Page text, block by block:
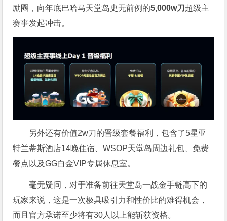
励圈，向年底巴哈马天堂岛史无前例的5,000w刀 超级主
赛事发起冲击。
另外还有价值2w刀的晋级套餐福利，包含了5星亚
特兰蒂斯酒店14晚住宿、WSOP天堂岛周边礼包、免费
餐点以及GG白金VIP专属休息室。
毫无疑问，对于准备前往天堂岛一战金手链高下的
玩家来说，这是一次极具吸引力和性价比的难得机会，
而且官方承诺至少将有30人以上能斩获资格。